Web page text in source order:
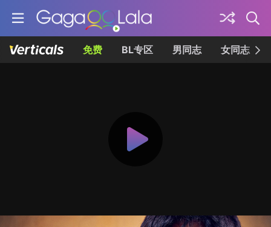
免费 BL专区 男同志 女同志